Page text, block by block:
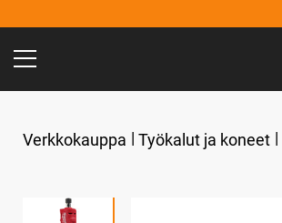
Verkkokauppa Työkalut ja koneet